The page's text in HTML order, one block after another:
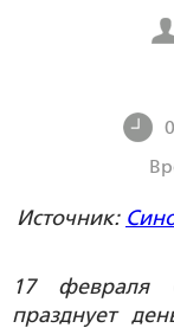
Источник:
17 февраля
празднует